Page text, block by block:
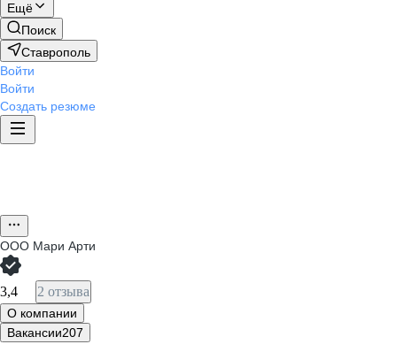
Ещё
Поиск
Ставрополь
Войти
Войти
Создать резюме
ООО Мари Арти
3,4 2 отзыва
О компании
Вакансии207